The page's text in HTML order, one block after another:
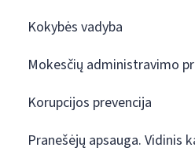
Kokybės vadyba
Mokesčių administravimo
Korupcijos prevencija
Pranešėjų apsauga. Vidinis